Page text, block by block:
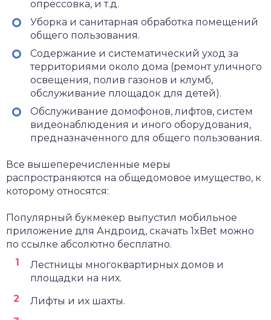
опрессовка, и т.д.
Уборка и санитарная обработка помещений
общего пользования.
Содержание и систематический уход за
территориями около дома (ремонт уличного
освещения, полив газонов и клумб,
обслуживание площадок для детей).
Обслуживание домофонов, лифтов, систем
видеонаблюдения и иного оборудования,
предназначенного для общего пользования.
Все вышеперечисленные меры
распространяются на общедомовое имущество, к
которому относятся:
Популярный букмекер выпустил мобильное
приложение для Андроид, скачать 1xBet можно
по ссылке абсолютно бесплатно.
Лестницы многоквартирных домов и
площадки на них.
Лифты и их шахты.